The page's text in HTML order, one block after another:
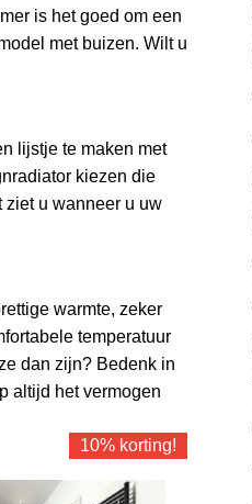
is het goed om een
met buizen. Wilt u
lijstje te maken met
kiezen die
ziet u wanneer u uw
warmte, zeker
temperatuur
dan zijn? Bedenk in
altijd het vermogen
10% korting!